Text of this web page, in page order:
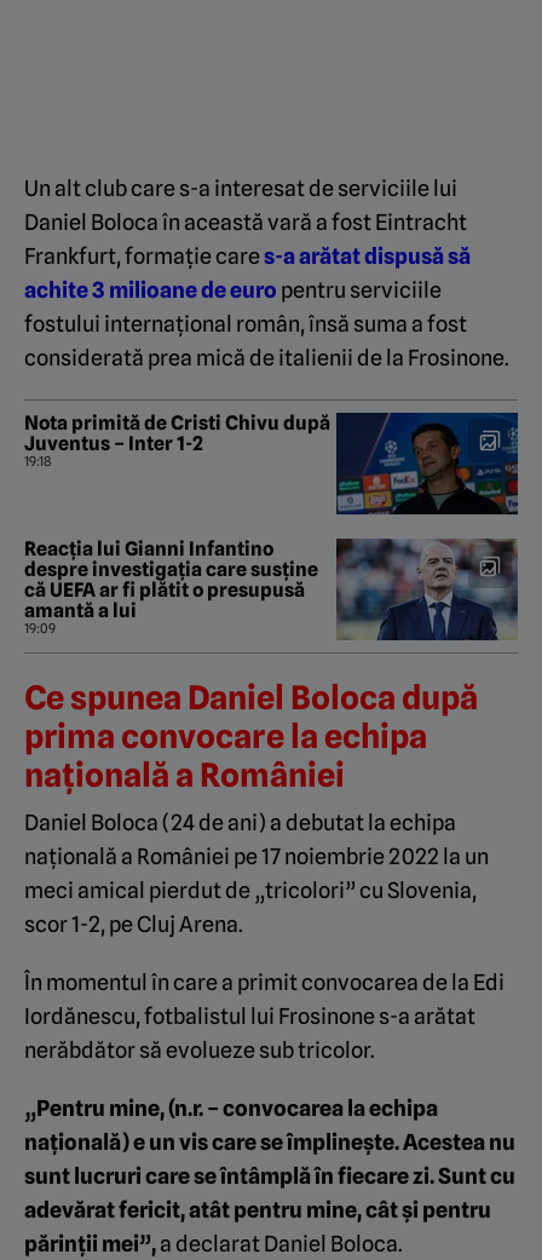
Un alt club care s-a interesat de serviciile lui
Daniel Boloca în această vară a fost Eintracht
Frankfurt, formație cares-a arătat dispusă să
achite 3 milioane de euro pentru serviciile
fostului internațional român, însă suma a fost
considerată prea mică de italienii de la Frosinone.
Nota primită de Cristi Chivu după
Juventus – Inter 1-2
19:18
Reacția lui Gianni Infantino
despre investigația care susține
că UEFA ar fi plătit o presupusă
amantă a lui
19:09
Ce spunea Daniel Boloca după
prima convocare la echipa
națională a României
Daniel Boloca (24 de ani) a debutat la echipa
națională a României pe 17 noiembrie 2022 la un
meci amical pierdut de „tricolori” cu Slovenia,
scor 1-2, pe Cluj Arena.
În momentul în care a primit convocarea de la Edi
Iordănescu, fotbalistul lui Frosinone s-a arătat
nerăbdător să evolueze sub tricolor.
„Pentru mine, (n.r. – convocarea la echipa
națională) e un vis care se împlinește. Acestea nu
sunt lucruri care se întâmplă în fiecare zi. Sunt cu
adevărat fericit, atât pentru mine, cât și pentru
părinții mei”,a declarat Daniel Boloca.